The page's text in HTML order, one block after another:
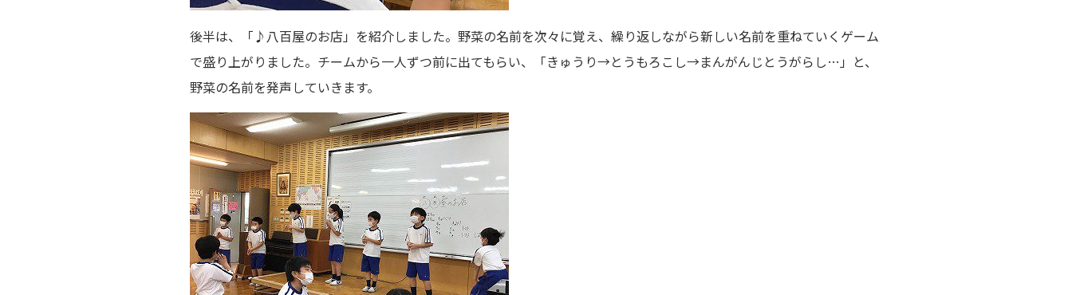
後半は、「♪八百屋のお店」を紹介しました。野菜の名前を次々に覚え、繰り返しながら新しい名前を重ねていくゲーム
で盛り上がりました。チームから一人ずつ前に出てもらい、「きゅうり→とうもろこし→まんがんじとうがらし…」と、
野菜の名前を発声していきます。